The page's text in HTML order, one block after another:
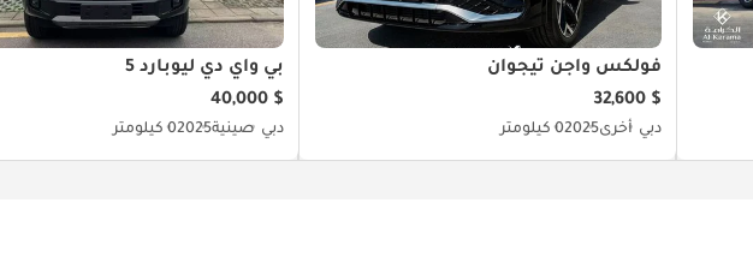
فولكس واجن تيجوان
$ 32,600
دبي أخرى20250 كيلومتر
بي واي دي ليوبارد 5
$ 40,000
دبي صينية20250 كيلومتر